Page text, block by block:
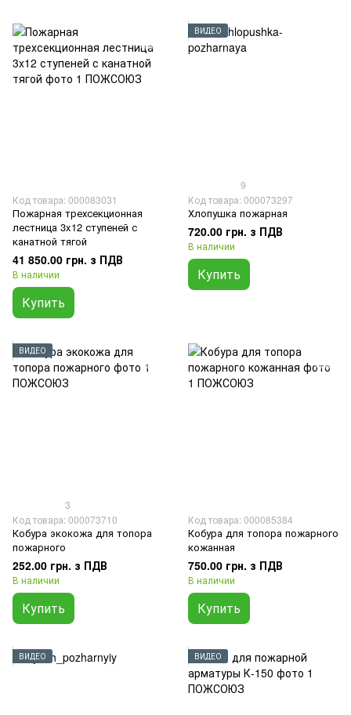
Код товара: 000083031
Пожарная трехсекционная
лестница 3x12 ступеней с
канатной тягой
41 850.00 грн. з ПДВ
В наличии
Купить
ВИДЕО
9
Код товара: 000073297
Хлопушка пожарная
720.00 грн. з ПДВ
В наличии
Купить
ВИДЕО
3
Код товара: 000073710
Кобура экокожа для топора
пожарного
252.00 грн. з ПДВ
В наличии
Купить
Код товара: 000085384
Кобура для топора пожарного
кожанная
750.00 грн. з ПДВ
В наличии
Купить
ВИДЕО ВИДЕО